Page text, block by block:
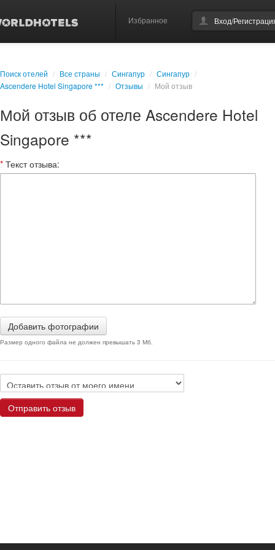
Избранное Вход/
Поиск отелей / Все страны / Сингапур / Сингапур /
Ascendere Hotel Singapore *** / Отзывы / Мой отзыв
Мой отзыв об отеле Ascendere Hotel
Singapore ***
* Текст отзыва:
Добавить фотографии
Размер одного файла не должен превышать 3 Мб.
Отправить отзыв